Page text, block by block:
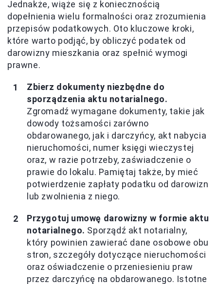
Jednakże, wiąże się z koniecznością
dopełnienia wielu formalności oraz zrozumienia
przepisów podatkowych. Oto kluczowe kroki,
które warto podjąć, by obliczyć podatek od
darowizny mieszkania oraz spełnić wymogi
prawne.
Zbierz dokumenty niezbędne do
sporządzenia aktu notarialnego.
Zgromadź wymagane dokumenty, takie jak
dowody tożsamości zarówno
obdarowanego, jak i darczyńcy, akt nabycia
nieruchomości, numer księgi wieczystej
oraz, w razie potrzeby, zaświadczenie o
prawie do lokalu. Pamiętaj także, by mieć
potwierdzenie zapłaty podatku od darowizn
lub zwolnienia z niego.
Przygotuj umowę darowizny w formie aktu
notarialnego. Sporządź akt notarialny,
który powinien zawierać dane osobowe obu
stron, szczegóły dotyczące nieruchomości
oraz oświadczenie o przeniesieniu praw
przez darczyńcę na obdarowanego. Istotne